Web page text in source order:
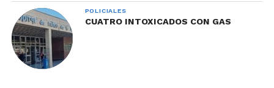
POLICIALES
CUATRO INTOXICADOS CON GAS